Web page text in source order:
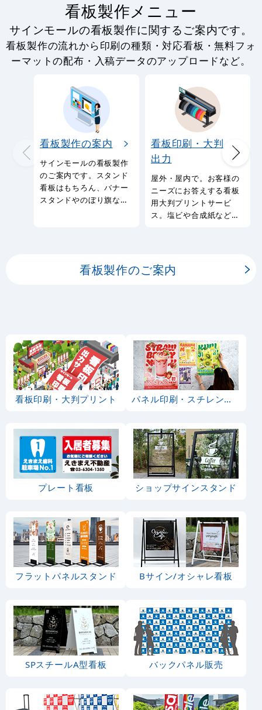
看板製作メニュー
サインモールの看板製作に関するご案内です。
看板製作の流れから印刷の種類・対応看板・無料フォ
ーマットの配布・入稿データのアップロードなど。
看板製作の案内
サインモールの看板製作
のご案内です。スタンド
看板はもちろん、バナー
スタンドやのぼり旗など
看板印刷・大判
出力
屋外・屋内で。お客様の
ニーズにお答えする看板
用大判プリントサービ
ス。塩ビや合成紙など看
看板製作のご案内
看板印刷・大判プリント パネル印刷・スチレンボード
プレート看板 ショップサインスタンド
フラットパネルスタンド Bサイン/オシャレ看板
SPスチールA型看板 バックパネル販売